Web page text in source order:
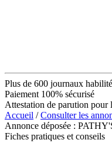
Plus de 600 journaux
Paiement 100% sécurisé
Attestation de parution pour
Accueil /Consulter les
Annonce déposée :
Fiches pratiques et conseils